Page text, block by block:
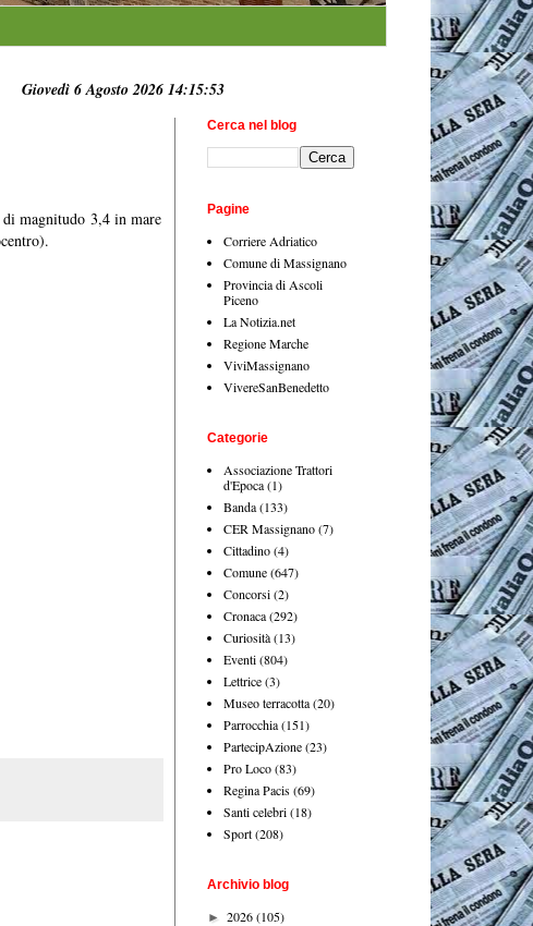
Giovedì 6 Agosto 2026 14:15:54
magnitudo 3,4 in mare
Cerca nel blog
Pagine
Corriere Adriatico
Comune di Massignano
Provincia di Ascoli
Piceno
La Notizia.net
Regione Marche
ViviMassignano
VivereSanBenedetto
Categorie
Associazione Trattori
d'Epoca(1)
Banda(133)
CER Massignano(7)
Cittadino(4)
Comune(647)
Concorsi(2)
Cronaca(292)
Curiosità(13)
Eventi(804)
Lettrice(3)
Museo terracotta(20)
Parrocchia(151)
PartecipAzione(23)
Pro Loco(83)
Regina Pacis(69)
Santi celebri(18)
Sport(208)
Archivio blog
► 2026(105)